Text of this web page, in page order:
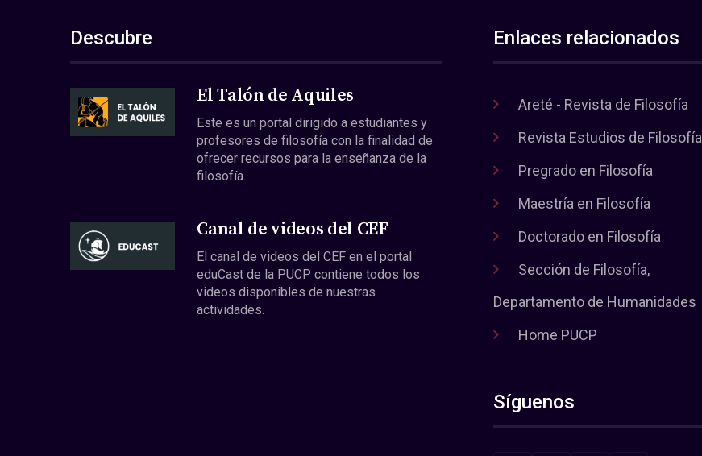
Descubre
El Talón de Aquiles
Este es un portal dirigido a estudiantes y
profesores de filosofía con la finalidad de
ofrecer recursos para la enseñanza de la
filosofía.
Canal de videos del CEF
El canal de videos del CEF en el portal
eduCast de la PUCP contiene todos los
videos disponibles de nuestras
actividades.
Enlaces relacionados
Areté - Revista de Filosofía
Revista Estudios de Filosofía
Pregrado en Filosofía
Maestría en Filosofía
Doctorado en Filosofía
Sección de Filosofía,
Departamento de Humanidades
Home PUCP
Síguenos